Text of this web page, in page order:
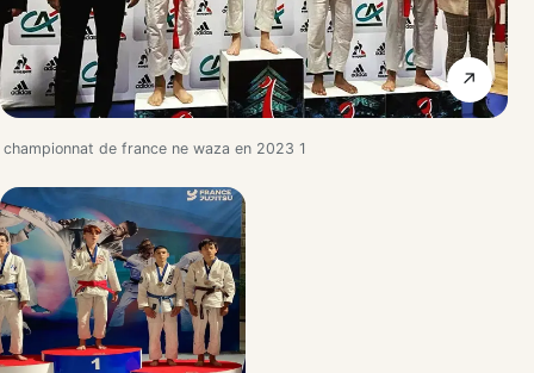
↗
championnat de france ne waza en 2023 1